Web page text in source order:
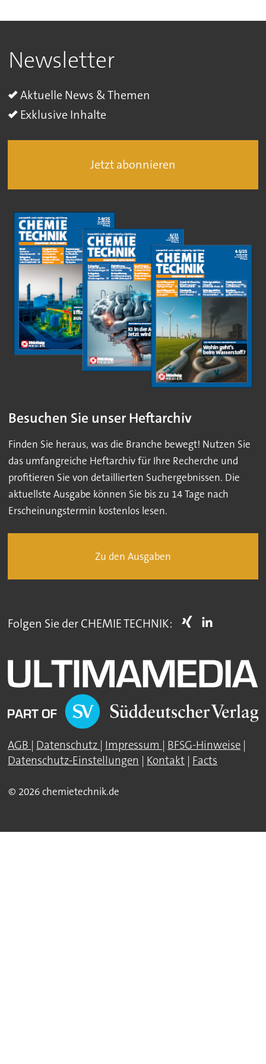
Newsletter
Aktuelle News & Themen
Exklusive Inhalte
Jetzt abonnieren
Besuchen Sie unser Heftarchiv
Finden Sie heraus, was die Branche bewegt! Nutzen Sie
das umfangreiche Heftarchiv für Ihre Recherche und
profitieren Sie von detaillierten Suchergebnissen. Die
aktuellste Ausgabe können Sie bis zu 14 Tage nach
Erscheinungstermin kostenlos lesen.
Zu den Ausgaben
Folgen Sie der CHEMIE TECHNIK:
AGB Datenschutz Impressum BFSG-Hinweise
Datenschutz-Einstellungen
Kontakt Facts
© 2026 chemietechnik.de